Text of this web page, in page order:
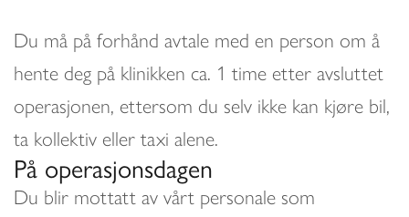
Du må på forhånd avtale med en person om å
hente deg på klinikken ca. 1 time etter avsluttet
operasjonen, ettersom du selv ikke kan kjøre bil,
ta kollektiv eller taxi alene.
På operasjonsdagen
Du blir mottatt av vårt personale som